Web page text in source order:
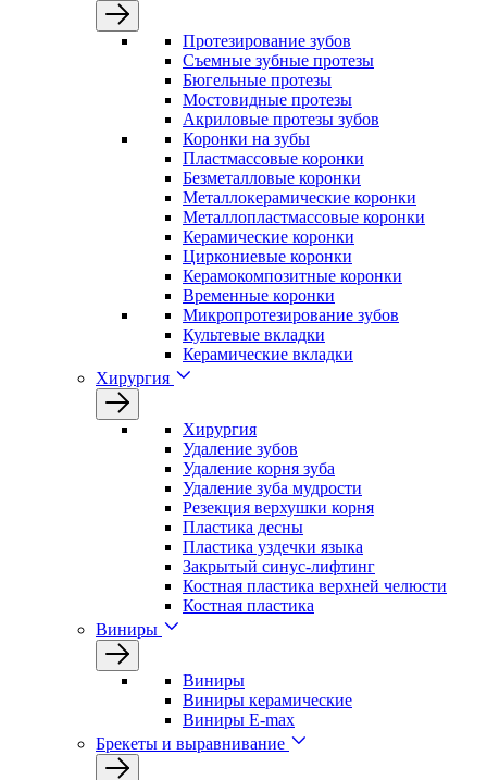
Протезирование зубов
Съемные зубные протезы
Бюгельные протезы
Мостовидные протезы
Акриловые протезы зубов
Коронки на зубы
Пластмассовые коронки
Безметалловые коронки
Металлокерамические коронки
Металлопластмассовые коронки
Керамические коронки
Циркониевые коронки
Керамокомпозитные коронки
Временные коронки
Микропротезирование зубов
Культевые вкладки
Керамические вкладки
Хирургия
Хирургия
Удаление зубов
Удаление корня зуба
Удаление зуба мудрости
Резекция верхушки корня
Пластика десны
Пластика уздечки языка
Закрытый синус-лифтинг
Костная пластика верхней челюсти
Костная пластика
Виниры
Виниры
Виниры керамические
Виниры E-max
Брекеты и выравнивание